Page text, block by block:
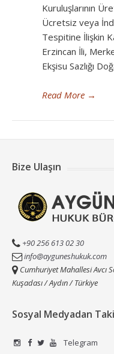
Kuruluşlarının
Ücretsiz veya
Tespitine İlişkin
Erzincan İli,
Ekşisu Sazlığı
Read More →
Bize Ulaşın
+90 256 613 02 30
info@ayguneshukuk.com
Cumhuriyet Mahallesi Avcı
Kuşadası / Aydın / Türkiye
Sosyal Medyadan
Telegram